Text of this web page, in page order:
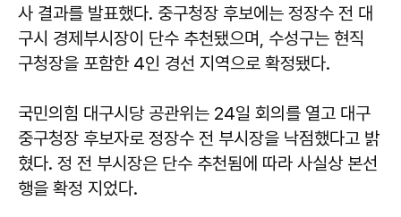
사 결과를 발표했다. 중구청장 후보에는 정장수 전 대
구시 경제부시장이 단수 추천됐으며, 수성구는 현직
구청장을 포함한 4인 경선 지역으로 확정됐다.
국민의힘 대구시당 공관위는 24일 회의를 열고 대구
중구청장 후보자로 정장수 전 부시장을 낙점했다고 밝
혔다. 정 전 부시장은 단수 추천됨에 따라 사실상 본선
행을 확정 지었다.